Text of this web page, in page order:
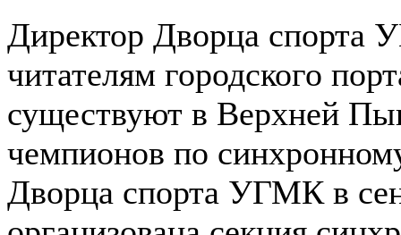
Директор Дворца спорта
читателям городского
существуют в Верхней
чемпионов по
Дворца спорта УГМК в